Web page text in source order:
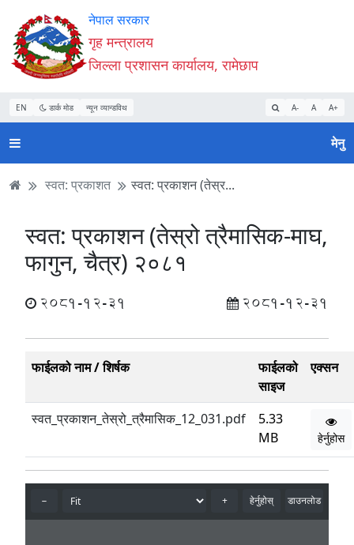
Accessibility
Mode
सुरु
गर्नुहोस्
सामाग्री
पढ्नुहाेस्
नेभिगेसन
पढ्नुहाेस्
वेबसाइट
खोजमा
जानुहोस्
नेपाल सरकार
गृह मन्त्रालय
जिल्ला प्रशासन कार्यालय, रामेछाप
EN डार्क मोड न्यून व्यान्डविथ A- A A+
मेनु
स्वत: प्रकाशत स्वत: प्रकाशन (तेस्र...
स्वत: प्रकाशन (तेस्रो त्रैमासिक-माघ,
फागुन, चैत्र) २०८१
2081-12-31 2081-12-31
फाईलको नाम / शिर्षक
फाईलको
साइज
एक्सन
स्वत_प्रकाशन_तेस्रो_त्रैमासिक_12_031.pdf
5.33
MB
हेर्नुहोस